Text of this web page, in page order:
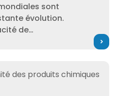
sont
évolution.
de
votre marque et
des consommateurs
tendances
des produits chimiques